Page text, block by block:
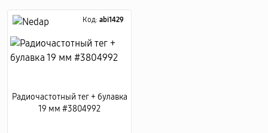
Код: abi1429
Радиочастотный тег + булавка
19 мм #3804992